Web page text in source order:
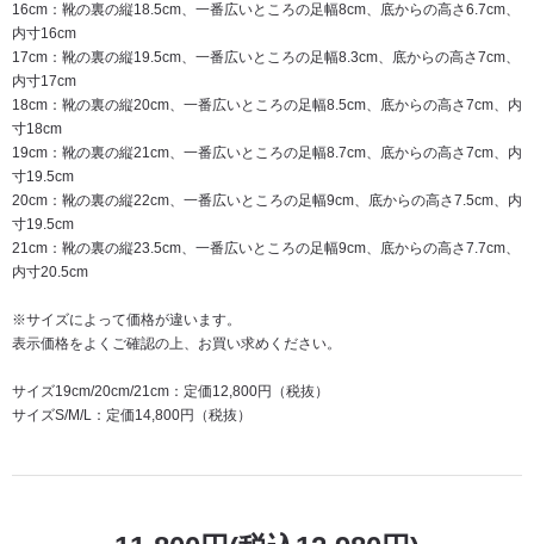
16cm：靴の裏の縦18.5cm、一番広いところの足幅8cm、底からの高さ6.7cm、
内寸16cm
17cm：靴の裏の縦19.5cm、一番広いところの足幅8.3cm、底からの高さ7cm、
内寸17cm
18cm：靴の裏の縦20cm、一番広いところの足幅8.5cm、底からの高さ7cm、内
寸18cm
19cm：靴の裏の縦21cm、一番広いところの足幅8.7cm、底からの高さ7cm、内
寸19.5cm
20cm：靴の裏の縦22cm、一番広いところの足幅9cm、底からの高さ7.5cm、内
寸19.5cm
21cm：靴の裏の縦23.5cm、一番広いところの足幅9cm、底からの高さ7.7cm、
内寸20.5cm
※サイズによって価格が違います。
表示価格をよくご確認の上、お買い求めください。
サイズ19cm/20cm/21cm：定価12,800円（税抜）
サイズS/M/L：定価14,800円（税抜）